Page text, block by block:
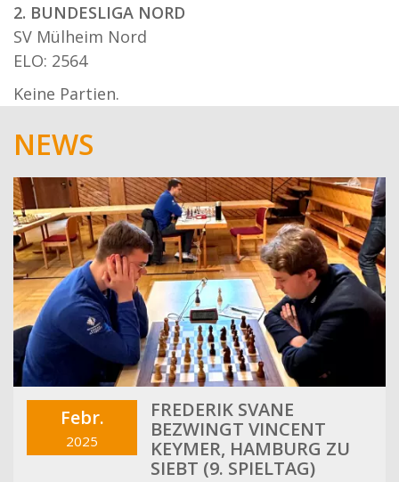
2. BUNDESLIGA NORD
SV Mülheim Nord
ELO: 2564
Keine Partien.
NEWS
Febr.
2025
FREDERIK SVANE
BEZWINGT VINCENT
KEYMER, HAMBURG ZU
SIEBT (9. SPIELTAG)